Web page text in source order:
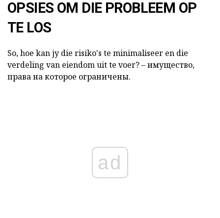
OPSIES OM DIE PROBLEEM OP
TE LOS
So, hoe kan jy die risiko's te minimaliseer en die
verdeling van eiendomuit te voer?– имущество,
права на которое ограничены.
ad